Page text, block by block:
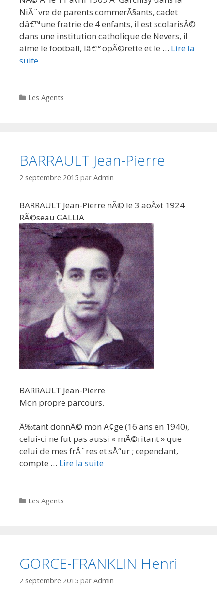
NiÃ¨vre de parents commerÃ§ants, cadet
dâ€™une fratrie de 4 enfants, il est scolarisÃ©
dans une institution catholique de Nevers, il
aime le football, lâ€™opÃ©rette et le … Lire la
suite
Categories
Les Agents
BARRAULT Jean-Pierre
2 septembre 2015 par Admin
BARRAULT Jean-Pierre nÃ© le 3 aoÃ»t 1924
RÃ©seau GALLIA
BARRAULT Jean-Pierre
Mon propre parcours.
Ã‰tant donnÃ© mon Ã¢ge (16 ans en 1940),
celui-ci ne fut pas aussi « mÃ©ritant » que
celui de mes frÃ¨res et sÅ“ur ; cependant,
compte … Lire la suite
Categories
Les Agents
GORCE-FRANKLIN Henri
2 septembre 2015 par Admin